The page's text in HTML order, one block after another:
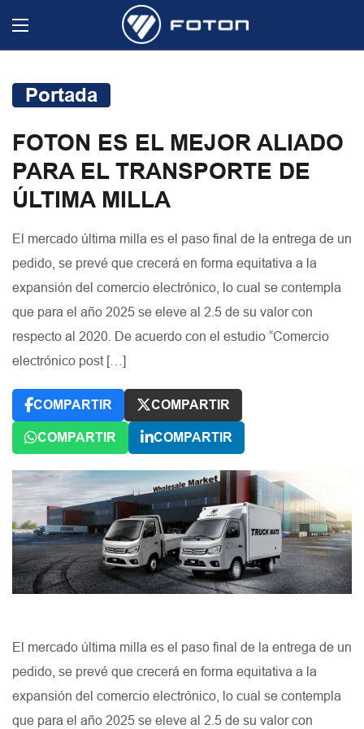
Portada
FOTON ES EL MEJOR ALIADO
PARA EL TRANSPORTE DE
ÚLTIMA MILLA
El mercado última milla es el paso final de la entrega de un
pedido, se prevé que crecerá en forma equitativa a la
expansión del comercio electrónico, lo cual se contempla
que para el año 2025 se eleve al 2.5 de su valor con
respecto al 2020. De acuerdo con el estudio “Comercio
electrónico post […]
COMPARTIR COMPARTIR
COMPARTIR COMPARTIR
El mercado última milla es el paso final de la entrega de un
pedido, se prevé que crecerá en forma equitativa a la
expansión del comercio electrónico, lo cual se contempla
que para el año 2025 se eleve al 2.5 de su valor con